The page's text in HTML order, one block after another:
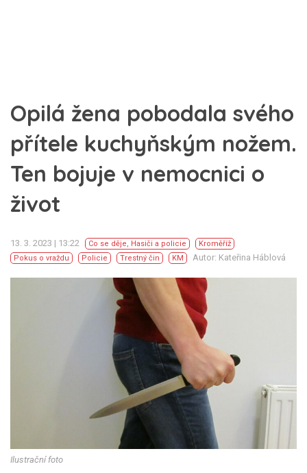
Opilá žena pobodala svého
přítele kuchyňským nožem.
Ten bojuje v nemocnici o
život
13. 3. 2023 | 13:22 Co se děje, Hasiči a policie
Kroměříž
Pokus o vraždu
Policie Trestný čin KM Autor: Kateřina Háblová
Ilustrační foto